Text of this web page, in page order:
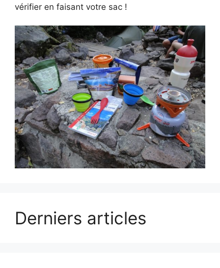
vérifier en faisant votre sac !
Derniers articles